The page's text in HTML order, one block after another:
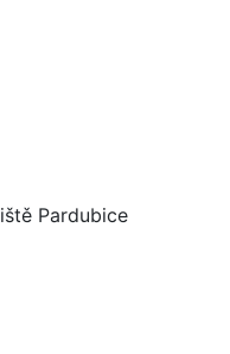
Pardubice